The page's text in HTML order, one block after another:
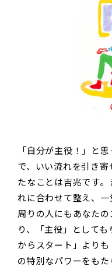
「自分が主役！」と
で、いい流れを引き
たなことは吉兆です
れに合わせて整え、一
周りの人にもあなた
り、「主役」として
からスタート」より
の特別なパワーをもた